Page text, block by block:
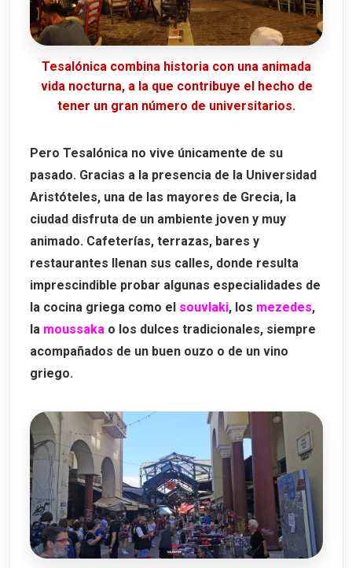
Tesalónica combina historia con una animada
vida nocturna, a la que contribuye el hecho de
tener un gran número de universitarios.
Pero Tesalónica no vive únicamente de su
pasado. Gracias a la presencia de la Universidad
Aristóteles, una de las mayores de Grecia, la
ciudad disfruta de un ambiente joven y muy
animado. Cafeterías, terrazas, bares y
restaurantes llenan sus calles, donde resulta
imprescindible probar algunas especialidades de
la cocina griega como el souvlaki, los mezedes,
la moussaka o los dulces tradicionales, siempre
acompañados de un buen ouzo o de un vino
griego.